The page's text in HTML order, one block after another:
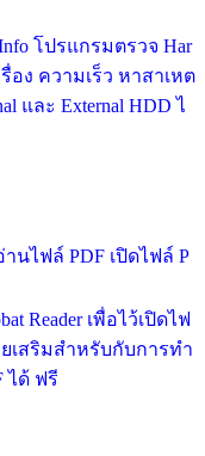
โปรแกรมตรวจ Har
ง ความเร็ว หาสาเหต
และ External HDD ไ
านไฟล์ PDF เปิดไฟล์ P
Reader เพื่อไว้เปิดไฟ
ยเสริมสำหรับกับการทำ
ได้ ฟรี